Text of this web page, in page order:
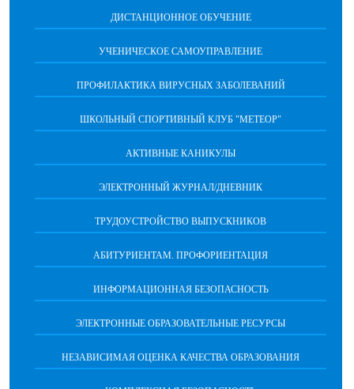
ДИСТАНЦИОННОЕ ОБУЧЕНИЕ
УЧЕНИЧЕСКОЕ САМОУПРАВЛЕНИЕ
ПРОФИЛАКТИКА ВИРУСНЫХ ЗАБОЛЕВАНИЙ
ШКОЛЬНЫЙ СПОРТИВНЫЙ КЛУБ "МЕТЕОР"
АКТИВНЫЕ КАНИКУЛЫ
ЭЛЕКТРОННЫЙ ЖУРНАЛ/ДНЕВНИК
ТРУДОУСТРОЙСТВО ВЫПУСКНИКОВ
АБИТУРИЕНТАМ. ПРОФОРИЕНТАЦИЯ
ИНФОРМАЦИОННАЯ БЕЗОПАСНОСТЬ
ЭЛЕКТРОННЫЕ ОБРАЗОВАТЕЛЬНЫЕ РЕСУРСЫ
НЕЗАВИСИМАЯ ОЦЕНКА КАЧЕСТВА ОБРАЗОВАНИЯ